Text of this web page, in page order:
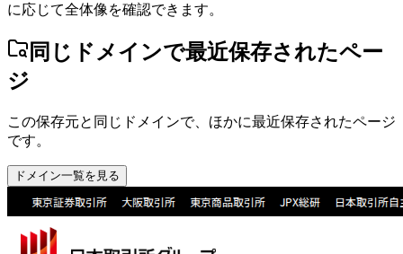
に応じて全体像を確認できます。
同じドメインで最近保存されたペー
ジ
この保存元と同じドメインで、ほかに最近保存されたページ
です。
ドメイン一覧を見る